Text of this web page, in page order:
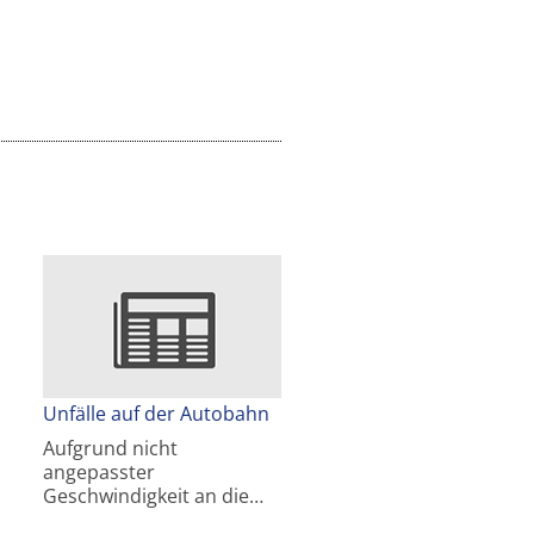
Unfälle auf der Autobahn
Aufgrund nicht
angepasster
Geschwindigkeit an die…